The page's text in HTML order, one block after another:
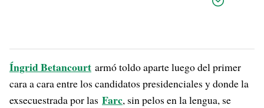
Íngrid Betancourt armó toldo aparte luego del primer
cara a cara entre los candidatos presidenciales y donde la
exsecuestrada por las Farc, sin pelos en la lengua, se